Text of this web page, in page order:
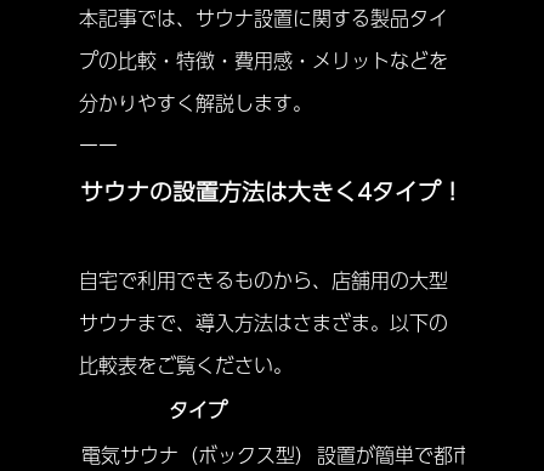
本記事では、サウナ設置に関する製品タイ
プの比較・特徴・費用感・メリットなどを
分かりやすく解説します。
ーー
サウナの設置方法は大きく4タイプ！
自宅で利用できるものから、店舗用の大型
サウナまで、導入方法はさまざま。以下の
比較表をご覧ください。
タイプ
電気サウナ（ボックス型） 設置が簡単で都市部のマ